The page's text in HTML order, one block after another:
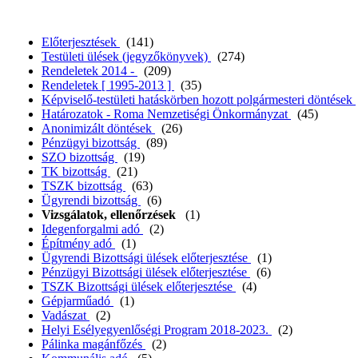
Előterjesztések
(141)
Testületi ülések (jegyzőkönyvek)
(274)
Rendeletek 2014 -
(209)
Rendeletek [ 1995-2013 ]
(35)
Képviselő-testületi hatáskörben hozott polgármesteri döntések
Határozatok - Roma Nemzetiségi Önkormányzat
(45)
Anonimizált döntések
(26)
Pénzügyi bizottság
(89)
SZO bizottság
(19)
TK bizottság
(21)
TSZK bizottság
(63)
Ügyrendi bizottság
(6)
Vizsgálatok, ellenőrzések
(1)
Idegenforgalmi adó
(2)
Építmény adó
(1)
Ügyrendi Bizottsági ülések előterjesztése
(1)
Pénzügyi Bizottsági ülések előterjesztése
(6)
TSZK Bizottsági ülések előterjesztése
(4)
Gépjarműadó
(1)
Vadászat
(2)
Helyi Esélyegyenlőségi Program 2018-2023.
(2)
Pálinka magánfőzés
(2)